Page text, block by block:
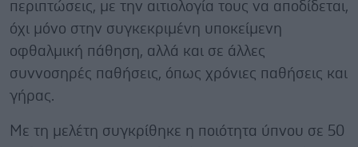
περιπτώσεις, με την αιτιολογία τους να αποδίδεται,
όχι μόνο στην συγκεκριμένη υποκείμενη
οφθαλμική πάθηση, αλλά και σε άλλες
συννοσηρές παθήσεις, όπως χρόνιες παθήσεις και
γήρας.
Με τη μελέτη συγκρίθηκε η ποιότητα ύπνου σε 50